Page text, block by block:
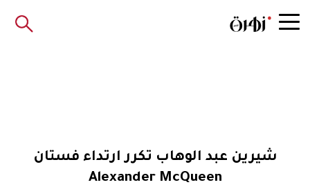
شيرين عبد الوهاب تكرر ارتداء فستان
Alexander McQueen